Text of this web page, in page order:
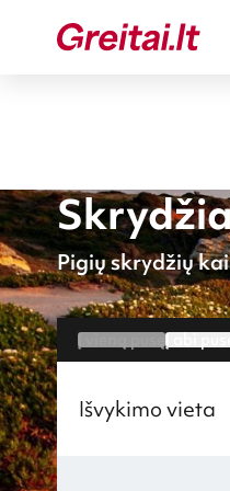
Pigių skrydžių
Į vieną pusęĮ abi
Išvykimo vieta